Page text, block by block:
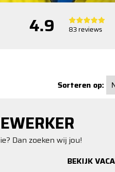
4.9 83 reviews
Sorteren op:
Dan zoeken wij jou!
BEKIJK